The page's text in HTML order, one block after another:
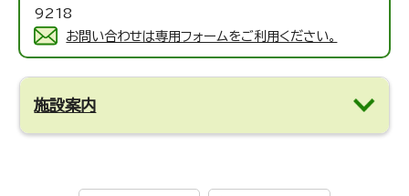
9218
お問い合わせは専用フォームをご利用ください。
施設案内